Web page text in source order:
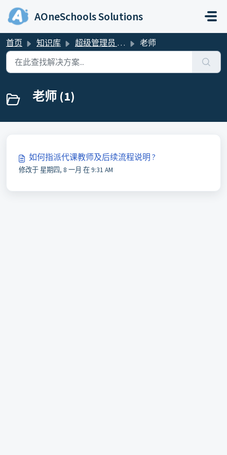
跳过至主要内容
AOneSchools Solutions
首页 知识库 超级管理员 & 管理员 老师
老师 (1)
如何指派代课教师及后续流程说明 ?
修改于 星期四, 8 一月 在 9:31 AM